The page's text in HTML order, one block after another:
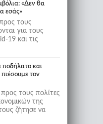
«Δεν θα
εσάς»
τους
για τους
19 και τις
ποδήλατο και
πιέσουμε τον
τους πολίτες
της
ζήτησε να